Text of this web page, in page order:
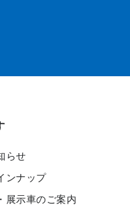
らせ
ンナップ
展示車のご案内